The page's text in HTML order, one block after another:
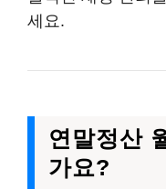
세요.
연말정산
가요?